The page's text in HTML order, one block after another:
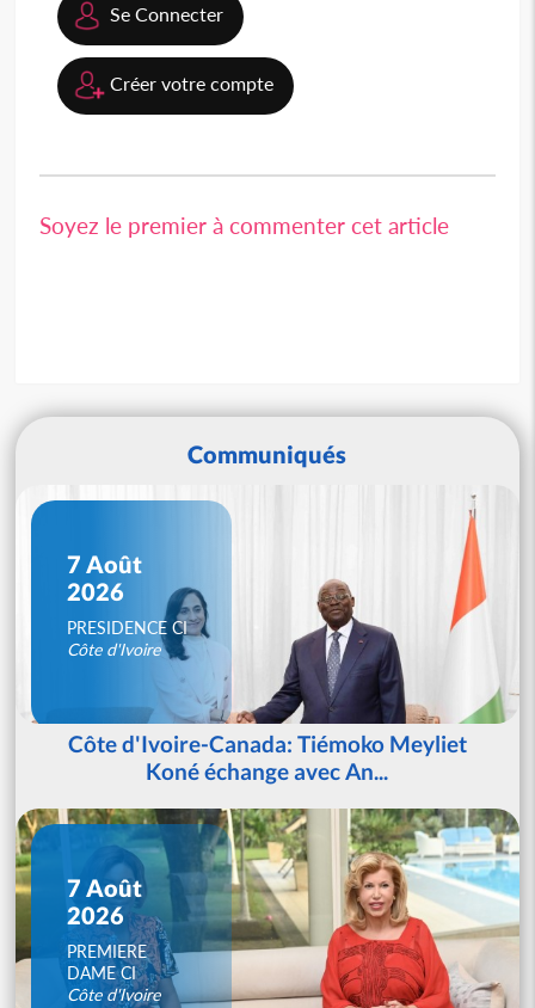
Se Connecter
Créer votre compte
Soyez le premier à commenter cet article
Communiqués
7 Août
2026
PRESIDENCE CI
Côte d'Ivoire
Côte d'Ivoire-Canada: Tiémoko Meyliet
Koné échange avec An...
7 Août
2026
PREMIERE
DAME CI
Côte d'Ivoire